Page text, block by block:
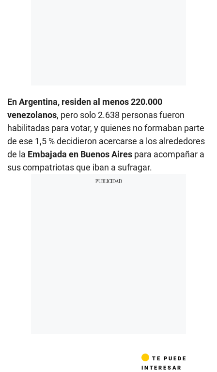
En Argentina, residen al menos 220.000
venezolanos, pero solo 2.638 personas fueron
habilitadas para votar, y quienes no formaban parte
de ese 1,5 % decidieron acercarse a los alrededores
de la Embajada en Buenos Aires para acompañar a
sus compatriotas que iban a sufragar.
TE PUEDE
INTERESAR